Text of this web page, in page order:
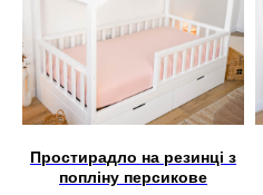
Простирадло на резинці з
попліну персикове